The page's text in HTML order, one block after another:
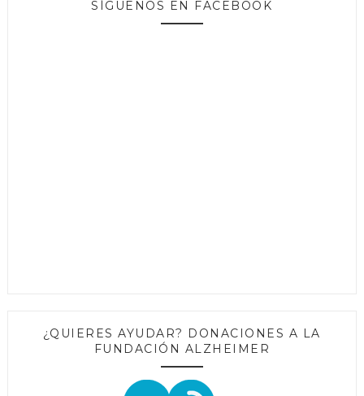
SÍGUENOS EN FACEBOOK
¿QUIERES AYUDAR? DONACIONES A LA
FUNDACIÓN ALZHEIMER